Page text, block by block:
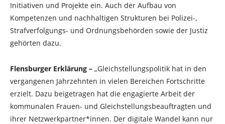
Initiativen und Projekte ein. Auch der Aufbau von
Kompetenzen und nachhaltigen Strukturen bei Polizei-,
Strafverfolgungs- und Ordnungsbehörden sowie der Justiz
gehörten dazu.
Flensburger Erklärung – „Gleichstellungspolitik hat in den
vergangenen Jahrzehnten in vielen Bereichen Fortschritte
erzielt. Dazu beigetragen hat die engagierte Arbeit der
kommunalen Frauen- und Gleichstellungsbeauftragten und
ihrer Netzwerkpartner*innen. Der digitale Wandel kann nur